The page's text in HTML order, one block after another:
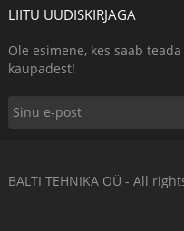
LIITU UUDISKIRJAGA
Ole esimene, kes saab
kaupadest!
BALTI TEHNIKA OÜ - All